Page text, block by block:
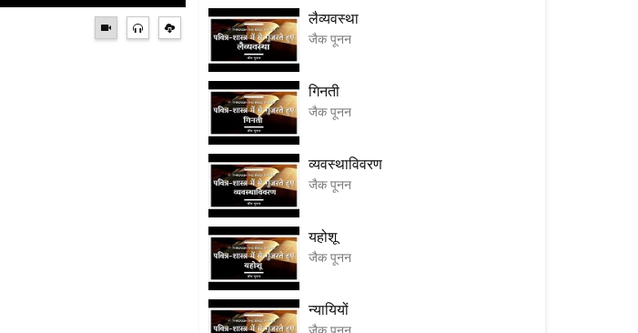
लैव्यवस्था
जैक पूनन
गिनती
जैक पूनन
व्यवस्थाविवरण
जैक पूनन
यहोशू
जैक पूनन
न्यायियों
जैक पूनन